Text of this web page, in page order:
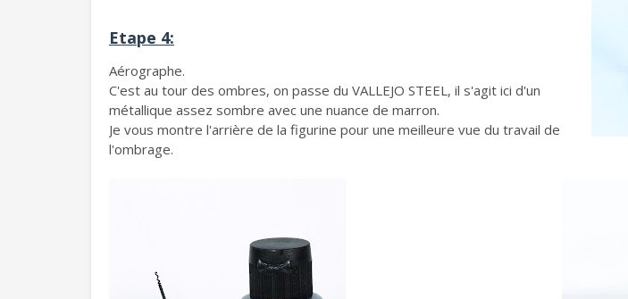
Etape 4:
Aérographe.
C'est au tour des ombres, on passe du VALLEJO STEEL, il s'agit ici d'un
métallique assez sombre avec une nuance de marron.
Je vous montre l'arrière de la figurine pour une meilleure vue du travail de
l'ombrage.